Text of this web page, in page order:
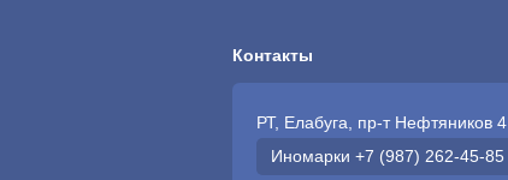
Контакты
РТ, Елабуга, пр-т Нефтяников 4
Иномарки +7 (987) 262-45-85